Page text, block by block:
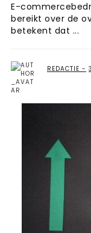
E-
bereikt over de
betekent dat ...
REDACTIE